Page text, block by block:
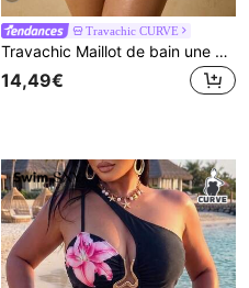
Travachic CURVE
Travachic Maillot de bain une pièce style sexy pour femme | Maillot de bain noir avec décolleté croisé et découpes - Coupe haute sur les côtés affinante. Tenue de plage d'été pour fête au bord de la piscine
14,49€